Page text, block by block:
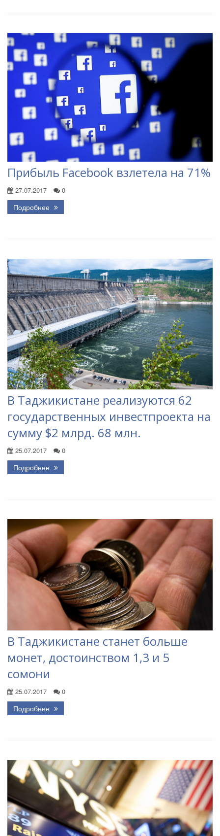
Прибыль Facebook взлетела на 71%
27.07.2017 0
Подробнее
В Таджикистане реализуются 62
государственных инвестпроекта на
сумму $2 млрд. 68 млн.
25.07.2017 0
Подробнее
В Таджикистане станет больше
монет, достоинством 1,3 и 5
сомони
25.07.2017 0
Подробнее